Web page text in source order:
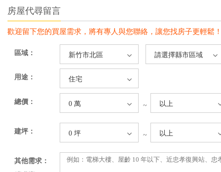
房屋代尋留言
歡迎留下您的買屋需求，將有專人與您聯絡，讓您找房子更輕鬆
區域： 新竹市北區 請選擇縣市區域
用途： 住宅
總價： 0 萬 ~ 以上
建坪： 0 坪 ~ 以上
其他需求：